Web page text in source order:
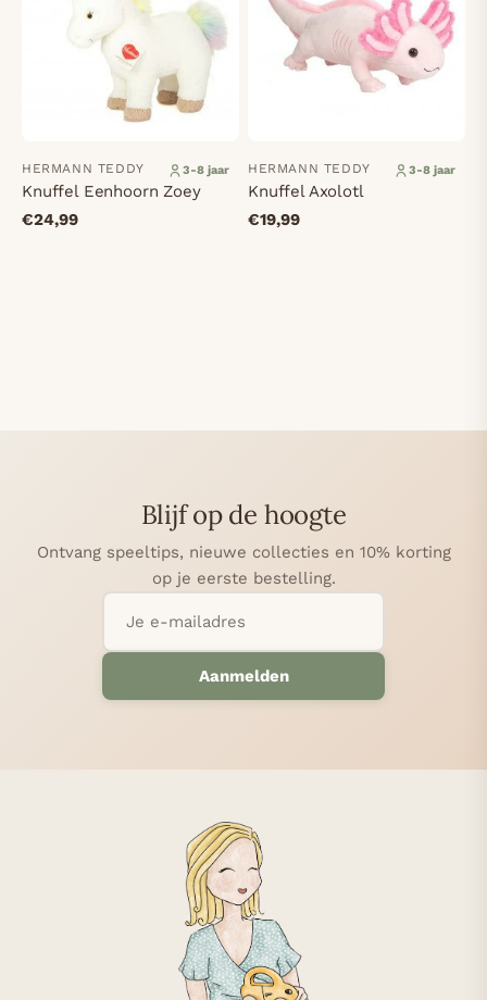
HERMANN TEDDY 3-8 jaar
Knuffel Eenhoorn Zoey
€24,99
HERMANN TEDDY 3-8 jaar
Knuffel Axolotl
€19,99
Blijf op de hoogte
Ontvang speeltips, nieuwe collecties en 10% korting
op je eerste bestelling.
Aanmelden